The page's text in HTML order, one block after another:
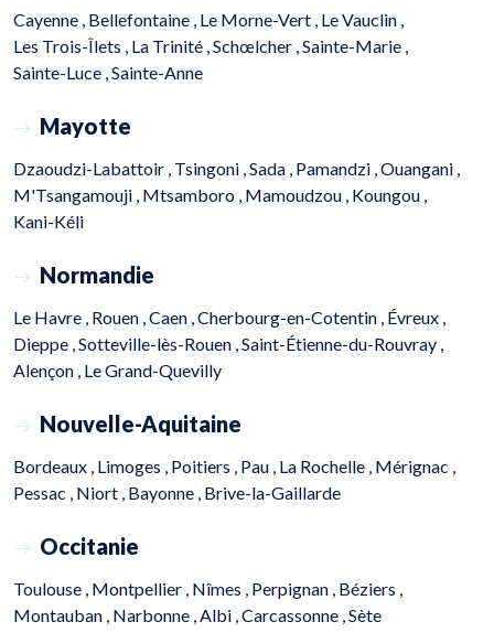
Cayenne , Bellefontaine , Le Morne-Vert , Le Vauclin ,
Les Trois-Îlets , La Trinité ,Schœlcher ,Sainte-Marie ,
Sainte-Luce ,Sainte-Anne
Mayotte
Dzaoudzi-Labattoir , Tsingoni ,Sada , Pamandzi ,Ouangani ,
M'Tsangamouji , Mtsamboro , Mamoudzou , Koungou ,
Kani-Kéli
Normandie
Le Havre , Rouen ,Caen ,Cherbourg-en-Cotentin , Évreux ,
Dieppe ,Sotteville-lès-Rouen ,Saint-Étienne-du-Rouvray ,
Alençon , Le Grand-Quevilly
Nouvelle-Aquitaine
Bordeaux , Limoges , Poitiers , Pau , La Rochelle , Mérignac ,
Pessac , Niort , Bayonne , Brive-la-Gaillarde
Occitanie
Toulouse , Montpellier , Nîmes , Perpignan , Béziers ,
Montauban , Narbonne ,Albi ,Carcassonne ,Sète